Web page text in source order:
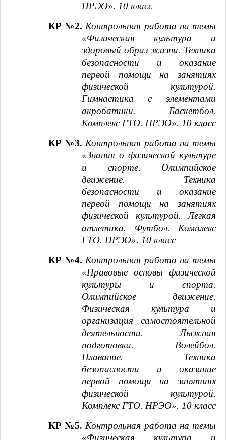
НРЭО». 10 класс
КР №2. Контрольная работа на темы
«Физическая культура и
здоровый образ жизни. Техника
безопасности и оказание
первой помощи на занятиях
физической культурой.
Гимнастика с элементами
акробатики. Баскетбол.
Комплекс ГТО. НРЭО». 10 класс
КР №3. Контрольная работа на темы
«Знания о физической культуре
и спорте. Олимпийское
движение. Техника
безопасности и оказание
первой помощи на занятиях
физической культурой. Легкая
атлетика. Футбол. Комплекс
ГТО. НРЭО». 10 класс
КР №4. Контрольная работа на темы
«Правовые основы физической
культуры и спорта.
Олимпийское движение.
Физическая культура и
организация самостоятельной
деятельности. Лыжная
подготовка. Волейбол.
Плавание. Техника
безопасности и оказание
первой помощи на занятиях
физической культурой.
Комплекс ГТО. НРЭО». 10 класс
КР №5. Контрольная работа на темы
«Физическая культура и